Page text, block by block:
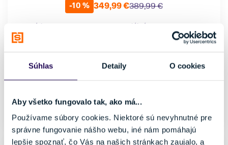
Súhlas Detaily O cookies
Aby všetko fungovalo tak, ako má...
Používame súbory cookies. Niektoré sú nevyhnutné pre
správne fungovanie nášho webu, iné nám pomáhajú
lepšie spoznať, čo Vás na našich stránkach zaujalo, a
-10 %
389,99 €
349,99 €
Kategória
Retro a cruiser bicykle
Materiál rámu
s prehadzovačkou
do 150 kg
Veľkosť
Externý sklad: 2 až 5 pracovných dní